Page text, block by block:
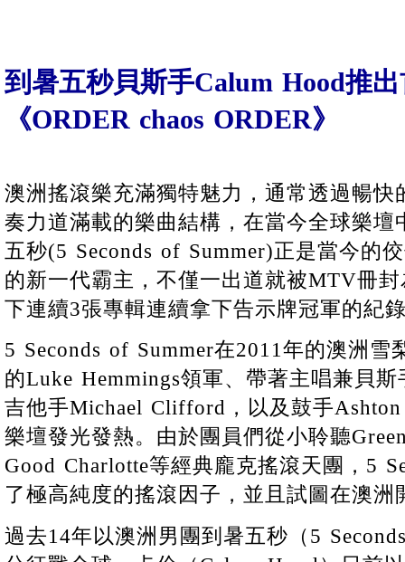
到暑五秒貝斯手Calum Hood推
《ORDER chaos ORDER》
澳洲搖滾樂充滿獨特魅力，通常透過暢快
奏力道滿載的樂曲結構，在當今全球樂壇
五秒(5 Seconds of Summer)正是當今的
的新一代霸主，不僅一出道就被MTV冊
下連續3張專輯連續拿下告示牌冠軍的紀
5 Seconds of Summer在2011年的澳洲雪
的Luke Hemmings領軍、帶著主唱兼貝
吉他手Michael Clifford，以及鼓手
樂壇發光發熱。由於團員們從小聆聽
Good Charlotte等經典龐克搖滾天團，5
了極高純度的搖滾因子，並且試圖在澳
過去14年以澳洲男團到暑五秒（5